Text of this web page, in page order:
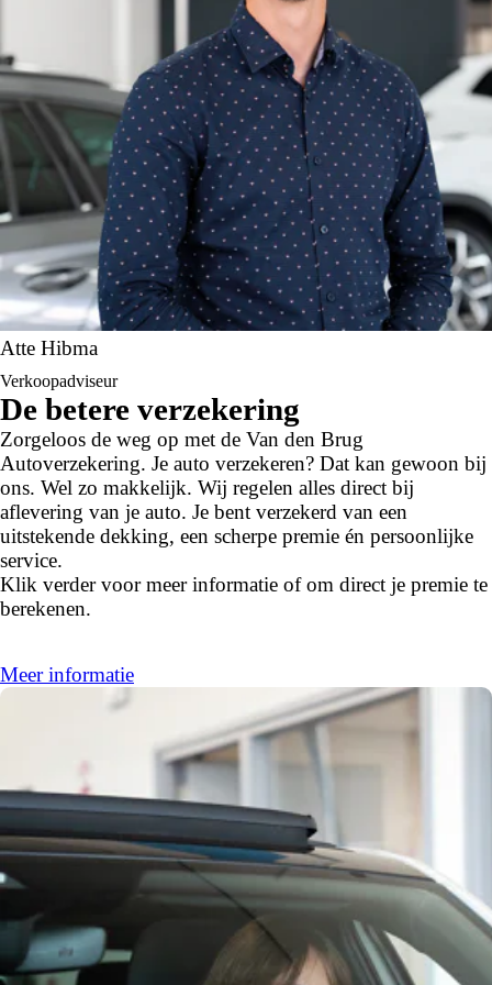
Atte Hibma
Verkoopadviseur
De betere verzekering
Zorgeloos de weg op met de Van den Brug
Autoverzekering. Je auto verzekeren? Dat kan gewoon bij
ons. Wel zo makkelijk. Wij regelen alles direct bij
aflevering van je auto. Je bent verzekerd van een
uitstekende dekking, een scherpe premie én persoonlijke
service.
Klik verder voor meer informatie of om direct je premie te
berekenen.
Meer informatie